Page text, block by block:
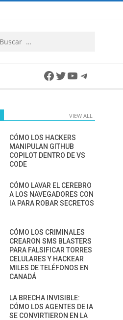
Facebook
Twitter
YouTube
VIEW ALL
CÓMO LOS HACKERS
MANIPULAN GITHUB
COPILOT DENTRO DE VS
CODE
CÓMO LAVAR EL CEREBRO
A LOS NAVEGADORES CON
IA PARA ROBAR SECRETOS
CÓMO LOS CRIMINALES
CREARON SMS BLASTERS
PARA FALSIFICAR TORRES
CELULARES Y HACKEAR
MILES DE TELÉFONOS EN
CANADÁ
LA BRECHA INVISIBLE:
CÓMO LOS AGENTES DE IA
SE CONVIRTIERON EN LA